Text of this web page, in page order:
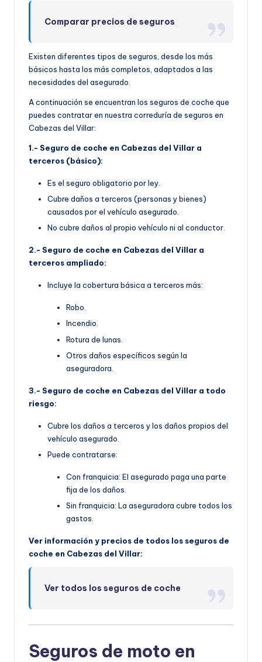
Comparar precios de seguros
Existen diferentes tipos de seguros, desde los más
básicos hasta los más completos, adaptados a las
necesidades del asegurado.
A continuación se encuentran los seguros de coche que
puedes contratar en nuestra correduría de seguros en
Cabezas del Villar:
1.- Seguro de coche en Cabezas del Villar a
terceros (básico):
Es el seguro obligatorio por ley.
Cubre daños a terceros (personas y bienes)
causados por el vehículo asegurado.
No cubre daños al propio vehículo ni al conductor.
2.- Seguro de coche en Cabezas del Villar a
terceros ampliado:
Incluye la cobertura básica a terceros más:
Robo.
Incendio.
Rotura de lunas.
Otros daños específicos según la
aseguradora.
3.- Seguro de coche en Cabezas del Villar a todo
riesgo:
Cubre los daños a terceros y los daños propios del
vehículo asegurado.
Puede contratarse:
Con franquicia: El asegurado paga una parte
fija de los daños.
Sin franquicia: La aseguradora cubre todos los
gastos.
Ver información y precios de todos los seguros de
coche en Cabezas del Villar:
Ver todos los seguros de coche
Seguros de moto en